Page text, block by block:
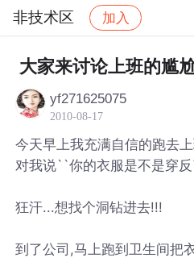
非技术区 加入
社区 非技术区 帖子详
大家来讨论上班的尴
yf271625075
2010-08-17
今天早上我充满自信的跑去
对我说``你的衣服是不是穿
狂汗...想找个洞钻进去!!!
到了公司,马上跑到卫生间把